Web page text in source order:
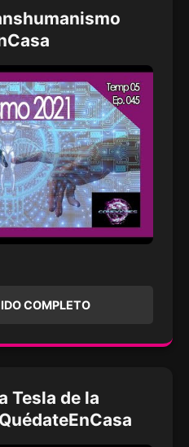
COMPLETO
Tesla de la